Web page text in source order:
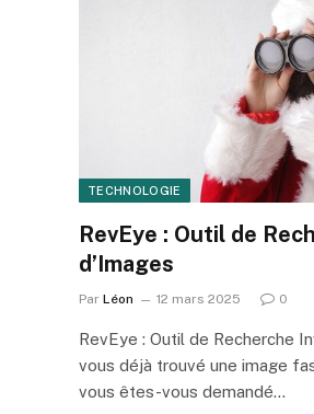
TECHNOLOGIE
RevEye : Outil de
d’Images
Par Léon 12 mars 2025 0
RevEye : Outil de Recherche
vous déjà trouvé une image
vous êtes-vous demandé…